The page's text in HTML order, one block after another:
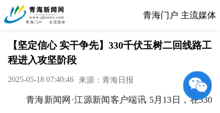
青海门户 主流媒体
【坚定信心 实干争先】330千伏玉树二回线路工
程进入攻坚阶段
2025-05-18 07:40:46 来源：青海日报
青海新闻网·江源新闻客户端讯 5月13日，在330